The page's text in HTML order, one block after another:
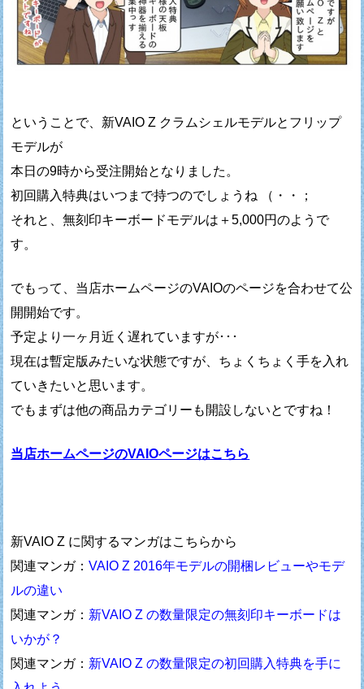
ということで、新VAIO Z クラムシェルモデルとフリップ
モデルが
本日の9時から受注開始となりました。
初回購入特典はいつまで持つのでしょうね （・・；
それと、無刻印キーボードモデルは＋5,000円のようで
す。
でもって、当店ホームページのVAIOのページを合わせて公
開開始です。
予定より一ヶ月近く遅れていますが･･･
現在は暫定版みたいな状態ですが、ちょくちょく手を入れ
ていきたいと思います。
でもまずは他の商品カテゴリーも開設しないとですね！
当店ホームページのVAIOページはこちら
新VAIO Z に関するマンガはこちらから
関連マンガ：VAIO Z 2016年モデルの開梱レビューやモデ
ルの違い
関連マンガ： 新VAIO Z の数量限定の無刻印キーボードは
いかが？
関連マンガ： 新VAIO Z の数量限定の初回購入特典を手に